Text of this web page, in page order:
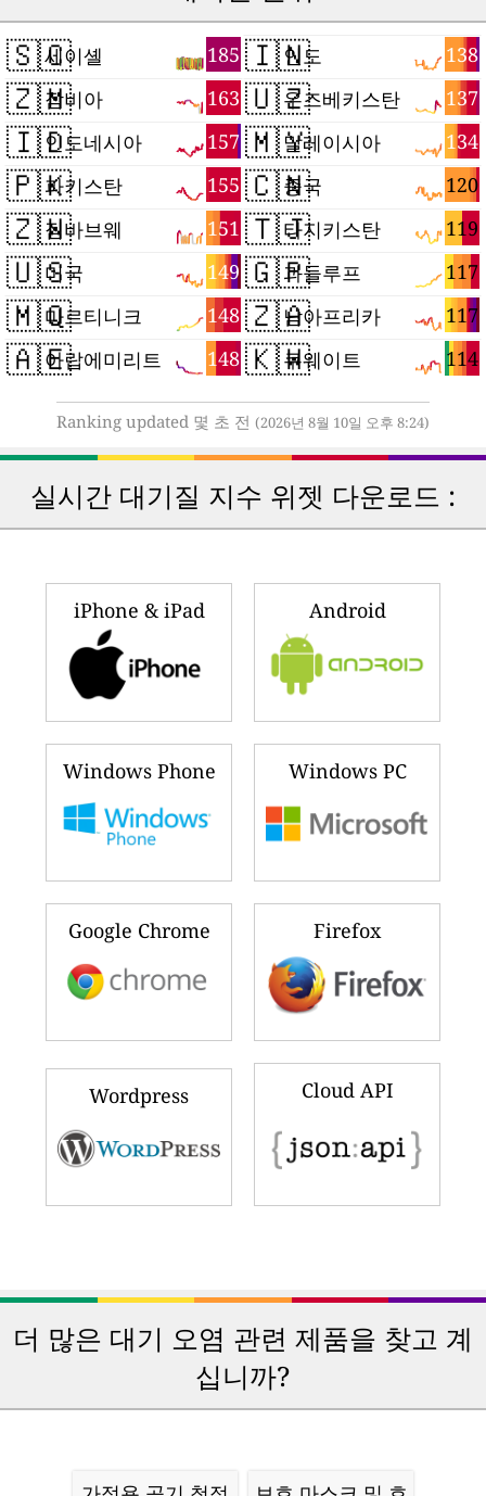
🇸🇨 185
세이셸
🇿🇲 163
잠비아
🇮🇩 157
인도네시아
🇵🇰 155
파키스탄
🇿🇼 151
짐바브웨
🇺🇸 149
미국
🇲🇶 148
마르티니크
🇦🇪 148
아랍에미리트
🇮🇳 138
인도
🇺🇿 137
우즈베키스탄
🇲🇾 134
말레이시아
🇨🇳 120
중국
🇹🇯 119
타지키스탄
🇬🇵 117
과들루프
🇿🇦 117
남아프리카
🇰🇼 114
쿠웨이트
Ranking updated 몇 초 전 (2026년 8월 10일 오후 8:24)
실시간 대기질 지수 위젯 다운로드 :
iPhone & iPad Android
Windows Phone Windows PC
Google Chrome Firefox
Wordpress Cloud API
더 많은 대기 오염 관련 제품을 찾고 계
십니까?